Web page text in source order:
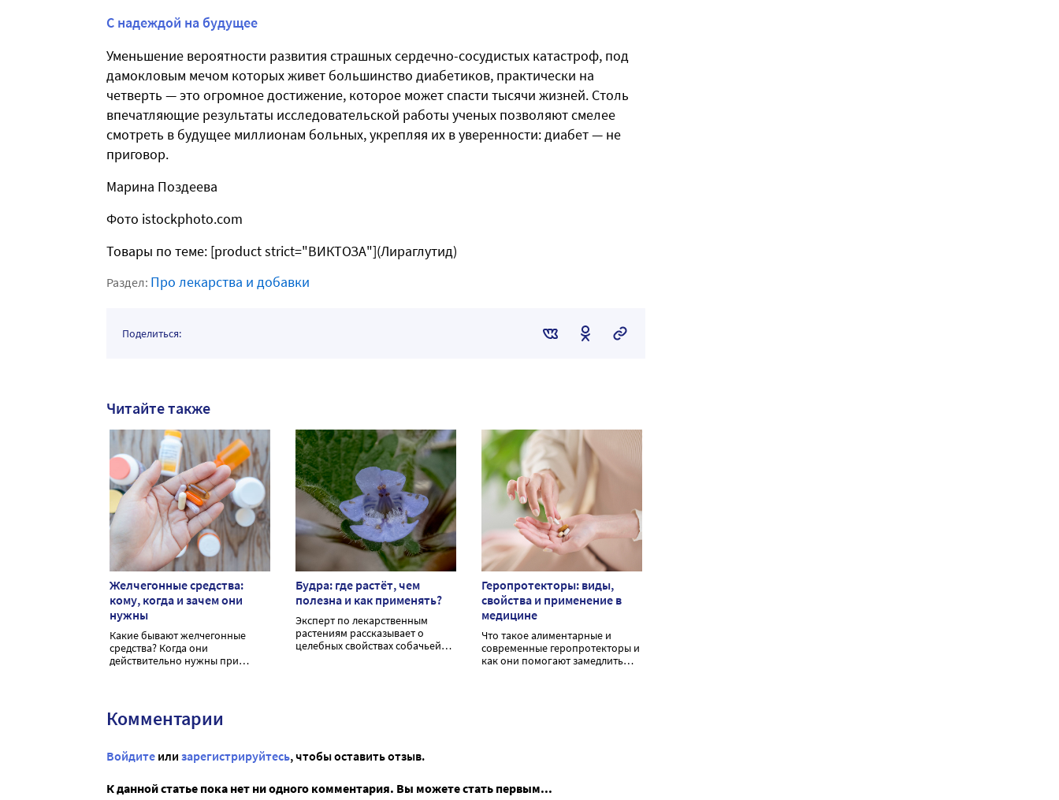
С надеждой на будущее
Уменьшение вероятности развития страшных сердечно-сосудистых катастроф, под
дамокловым мечом которых живет большинство диабетиков, практически на
четверть — это огромное достижение, которое может спасти тысячи жизней. Столь
впечатляющие результаты исследовательской работы ученых позволяют смелее
смотреть в будущее миллионам больных, укрепляя их в уверенности: диабет — не
приговор.
Марина Поздеева
Фото istockphoto.com
Товары по теме: [product strict="ВИКТОЗА"](Лираглутид)
Раздел: Про лекарства и добавки
Поделиться:
Читайте также
Желчегонные средства:
кому, когда и зачем они
нужны
Какие бывают желчегонные
средства? Когда они
действительно нужны при
Будра: где растёт, чем
полезна и как применять?
Эксперт по лекарственным
растениям рассказывает о
целебных свойствах собачьей
Геропротекторы: виды,
свойства и применение в
медицине
Что такое алиментарные и
современные геропротекторы и
как они помогают замедлить
Комментарии
Войдите или зарегистрируйтесь, чтобы оставить отзыв.
К данной статье пока нет ни одного комментария. Вы можете стать первым...